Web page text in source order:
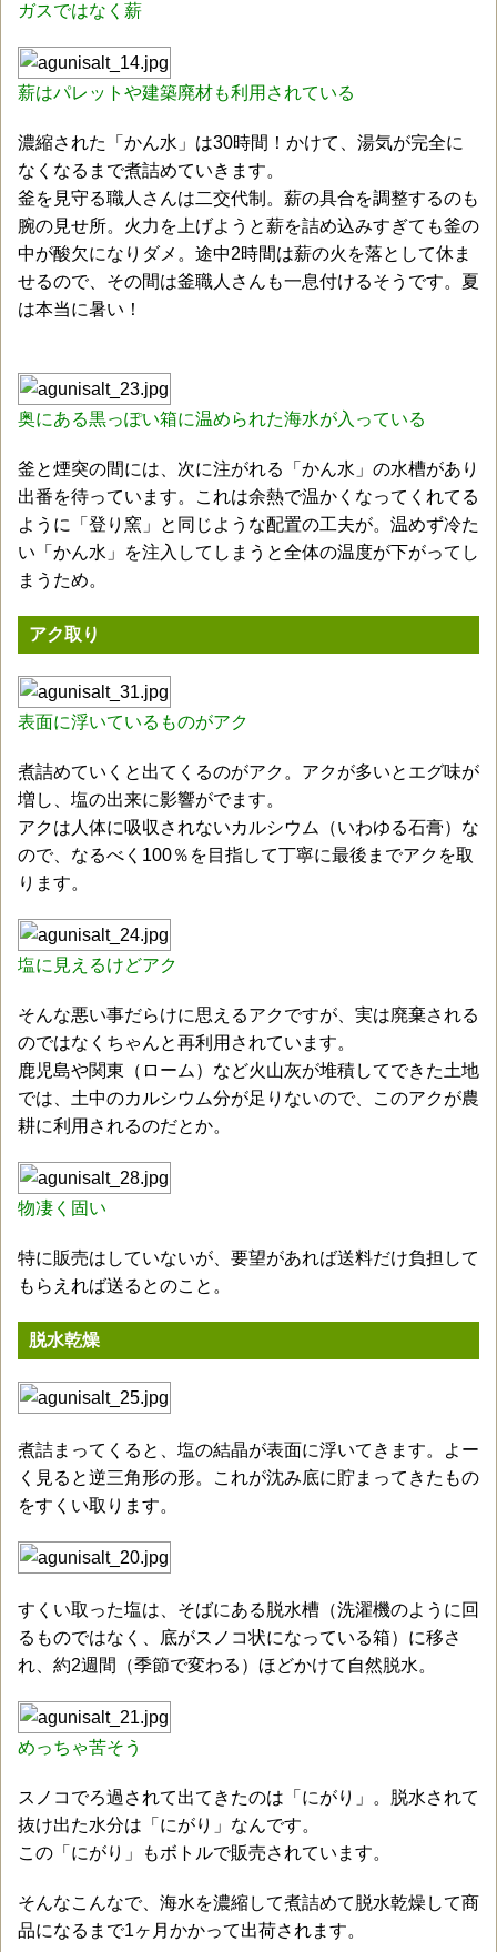
ガスではなく薪
薪はパレットや建築廃材も利用されている
濃縮された「かん水」は30時間！かけて、湯気が完全に
なくなるまで煮詰めていきます。
釜を見守る職人さんは二交代制。薪の具合を調整するのも
腕の見せ所。火力を上げようと薪を詰め込みすぎても釜の
中が酸欠になりダメ。途中2時間は薪の火を落として休ま
せるので、その間は釜職人さんも一息付けるそうです。夏
は本当に暑い！
奥にある黒っぽい箱に温められた海水が入っている
釜と煙突の間には、次に注がれる「かん水」の水槽があり
出番を待っています。これは余熱で温かくなってくれてる
ように「登り窯」と同じような配置の工夫が。温めず冷た
い「かん水」を注入してしまうと全体の温度が下がってし
まうため。
アク取り
表面に浮いているものがアク
煮詰めていくと出てくるのがアク。アクが多いとエグ味が
増し、塩の出来に影響がでます。
アクは人体に吸収されないカルシウム（いわゆる石膏）な
ので、なるべく100％を目指して丁寧に最後までアクを取
ります。
塩に見えるけどアク
そんな悪い事だらけに思えるアクですが、実は廃棄される
のではなくちゃんと再利用されています。
鹿児島や関東（ローム）など火山灰が堆積してできた土地
では、土中のカルシウム分が足りないので、このアクが農
耕に利用されるのだとか。
物凄く固い
特に販売はしていないが、要望があれば送料だけ負担して
もらえれば送るとのこと。
脱水乾燥
煮詰まってくると、塩の結晶が表面に浮いてきます。よー
く見ると逆三角形の形。これが沈み底に貯まってきたもの
をすくい取ります。
すくい取った塩は、そばにある脱水槽（洗濯機のように回
るものではなく、底がスノコ状になっている箱）に移さ
れ、約2週間（季節で変わる）ほどかけて自然脱水。
めっちゃ苦そう
スノコでろ過されて出てきたのは「にがり」。脱水されて
抜け出た水分は「にがり」なんです。
この「にがり」もボトルで販売されています。
そんなこんなで、海水を濃縮して煮詰めて脱水乾燥して商
品になるまで1ヶ月かかって出荷されます。